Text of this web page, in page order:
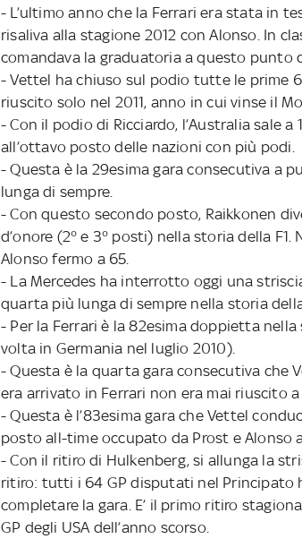
- L’ultimo anno che la Ferrari era stata in
risaliva alla stagione 2012 con Alonso. In
comandava la graduatoria a questo punto
- Vettel ha chiuso sul podio tutte le prime
riuscito solo nel 2011, anno in cui vinse il
- Con il podio di Ricciardo, l’Australia sale a
all’ottavo posto delle nazioni con più podi.
- Questa è la 29esima gara consecutiva a
lunga di sempre.
- Con questo secondo posto, Raikkonen
d’onore (2° e 3° posti) nella storia della
Alonso fermo a 65.
- La Mercedes ha interrotto oggi una
quarta più lunga di sempre nella storia della
- Per la Ferrari è la 82esima doppietta
volta in Germania nel luglio 2010).
- Questa è la quarta gara consecutiva che
era arrivato in Ferrari non era mai riuscito
- Questa è l’83esima gara che Vettel
posto all-time occupato da Prost e Alonso
- Con il ritiro di Hulkenberg, si allunga la
ritiro: tutti i 64 GP disputati nel Principato
completare la gara. E’ il primo ritiro
GP degli USA dell’anno scorso.